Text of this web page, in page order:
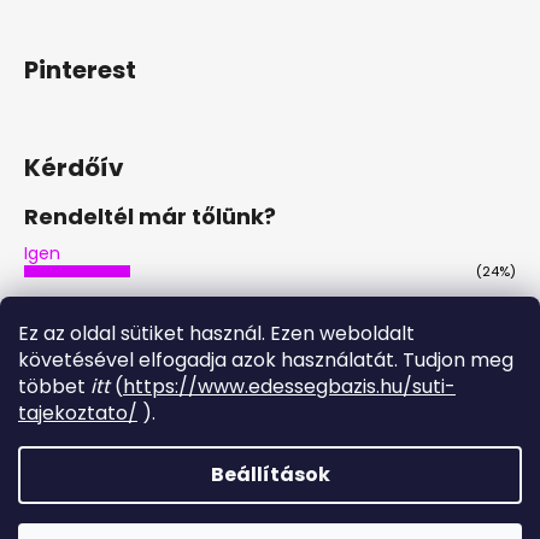
Ez az oldal sütiket használ. Ezen weboldalt
követésével elfogadja azok használatát. Tudjon meg
többet itt(https://www.edessegbazis.hu/suti-
tajekoztato/ ).
Beállítások
Pinterest
Kérdőív
Rendeltél már tőlünk?
Igen
(24%)
Nem, de tervezem
(28%)
Igen, többször is
Shoptet készítette